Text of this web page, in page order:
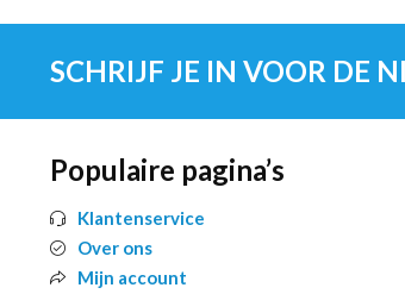
SCHRIJF JE IN VOOR DE
Populaire pagina’s
Klantenservice
Over ons
Mijn account